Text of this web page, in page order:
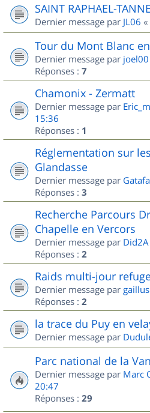
SAINT RAPHAEL-
Dernier message par JL06 «
Tour du Mont Blanc en
Dernier message par joel00
Réponses : 7
Chamonix - Zermatt
Dernier message par
15:36
Réponses : 1
Réglementation sur
Glandasse
Dernier message par
Réponses : 3
Recherche Parcours
Chapelle en Vercors
Dernier message par Did2A
Réponses : 2
Raids multi-jour
Dernier message par gaillus
Réponses : 2
la trace du Puy en
Dernier message par
Parc national de la
Dernier message par Marc
20:47
Réponses : 29